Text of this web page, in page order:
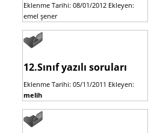
Eklenme Tarihi: 08/01/2012 Ekleyen:
emel şener
12.Sınıf yazılı soruları
Eklenme Tarihi: 05/11/2011 Ekleyen:
melih